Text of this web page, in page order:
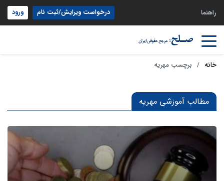
راهنما درخواست ویرایش/ثبت نام ورود
خانه برچسب مهریه
مطالب آموزشی مهریه